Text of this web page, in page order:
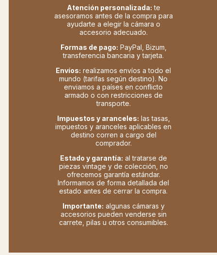
Atención personalizada: te
asesoramos antes de la compra para
ayudarte a elegir la cámara o
accesorio adecuado.
Formas de pago: PayPal, Bizum,
transferencia bancaria y tarjeta.
Envíos: realizamos envíos a todo el
mundo (tarifas según destino). No
enviamos a países en conflicto
armado o con restricciones de
transporte.
Impuestos y aranceles: las tasas,
impuestos y aranceles aplicables en
destino corren a cargo del
comprador.
Estado y garantía: al tratarse de
piezas vintage y de colección, no
ofrecemos garantía estándar.
Informamos de forma detallada del
estado antes de cerrar la compra.
Importante: algunas cámaras y
accesorios pueden venderse sin
carrete, pilas u otros consumibles.